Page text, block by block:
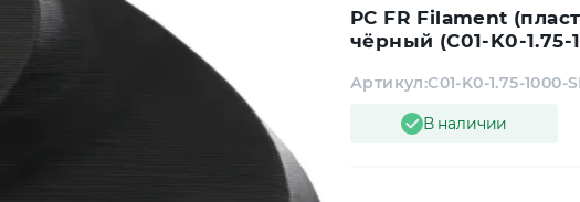
PC FR Filament
чёрный (C01-K0-1.75-
В наличии
Артикул:C01-K0-1.75-1000-